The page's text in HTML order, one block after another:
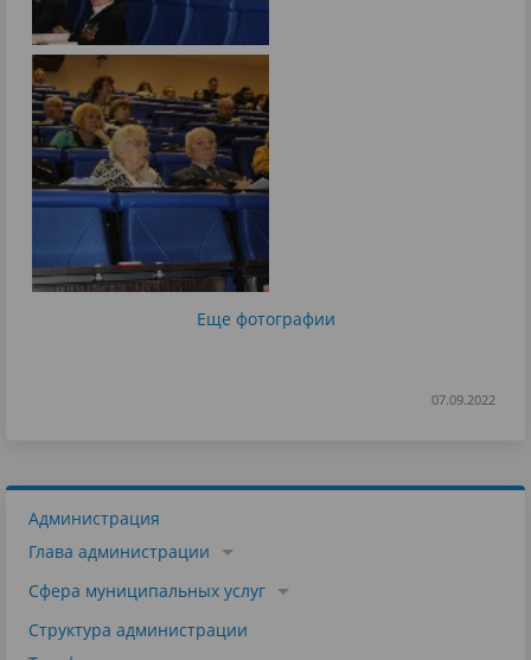
Еще фотографии
07.09.2022
Администрация
Глава администрации
Сфера муниципальных услуг
Структура администрации